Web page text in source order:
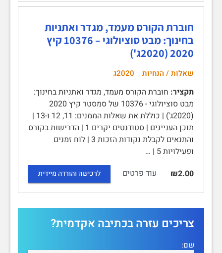
חוברת הקורס מעמד, מגדר ואתניות
בחינוך: מבט סוציולוגי – 10376 קיץ
2020 (2020ג')
שאלות / הנחיות 2020ג
תקציר: חוברת הקורס מעמד, מגדר ואתניות בחינוך:
מבט סוציולוגי - 10376 של סמסטר קיץ 2020
(2020ג') | כוללת את שאלות הממנים: 11, 12 ו-13 |
תוכן העניינים | סטודנטים יקרים 1 | הדרישות בקורס
והתנאים לקבלת נקודות הזכות 3 | לוח זמנים
ופעילויות 5 | …
₪2.00
עוד פרטים לרכישה והורדה מיידית
צריכים עזרה בכתיבה אקדמית?
שם: